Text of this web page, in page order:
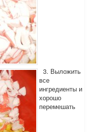
3. Выложить
все
ингредиенты и
хорошо
перемешать